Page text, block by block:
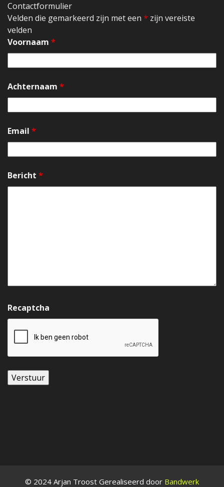
Contactformulier
Velden die gemarkeerd zijn met een * zijn vereiste
velden
Voornaam *
Achternaam *
Email *
Bericht *
Recaptcha
© 2024 Arjan Troost Gerealiseerd door Bandwerk